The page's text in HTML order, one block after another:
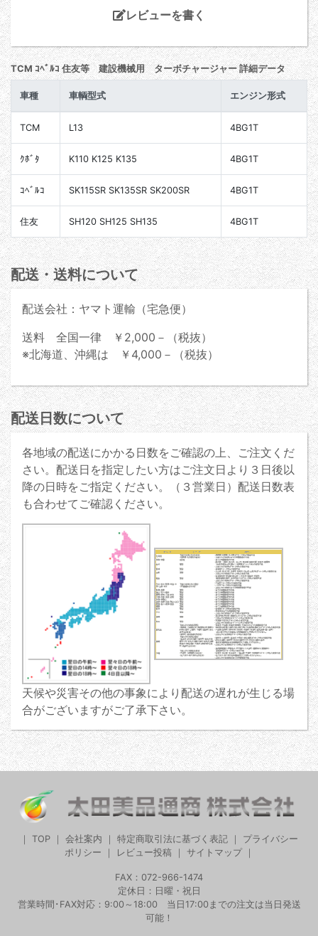
レビューを書く
TCM ｺﾍﾞﾙｺ 住友等 建設機械用 ターボチャージャー 詳細データ
車種 車輌型式 エンジン形式
TCM L13 4BG1T
ｸﾎﾞﾀ K110 K125 K135 4BG1T
ｺﾍﾞﾙｺ SK115SR SK135SR SK200SR 4BG1T
住友 SH120 SH125 SH135 4BG1T
配送・送料について
配送会社：ヤマト運輸（宅急便）
送料 全国一律 ￥2,000－（税抜）
※北海道、沖縄は ￥4,000－（税抜）
配送日数について
各地域の配送にかかる日数をご確認の上、ご注文くだ
さい。配送日を指定したい方はご注文日より３日後以
降の日時をご指定ください。（３営業日）配送日数表
も合わせてご確認ください。
天候や災害その他の事象により配送の遅れが生じる場
合がございますがご了承下さい。
TOP 会社案内 特定商取引法に基づく表記
プライバシー
ポリシー
レビュー投稿｜ サイトマップ｜
FAX：072-966-1474
定休日：日曜・祝日
営業時間･FAX対応：9:00～18:00 当日17:00までの注文は当日発送
可能！